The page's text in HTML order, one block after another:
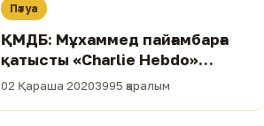
Пәтуа
ҚМДБ: Мұхаммед пайғамбарға
қатысты «Charlie Hebdo»
журналының жариялаған
02 Қараша 20203995 қаралым